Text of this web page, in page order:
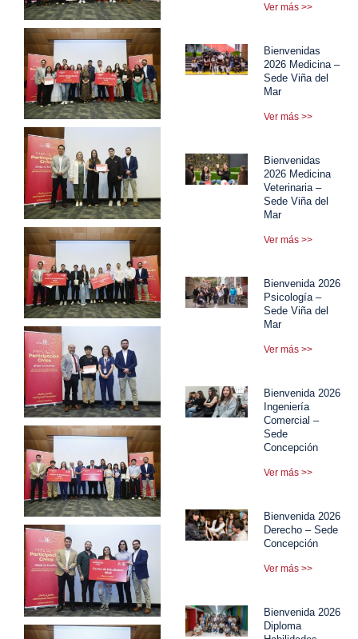
Ver más >>
Bienvenidas
2026 Medicina –
Sede Viña del
Mar
Ver más >>
Bienvenidas
2026 Medicina
Veterinaria –
Sede Viña del
Mar
Ver más >>
Bienvenida 2026
Psicología –
Sede Viña del
Mar
Ver más >>
Bienvenida 2026
Ingeniería
Comercial –
Sede
Concepción
Ver más >>
Bienvenida 2026
Derecho – Sede
Concepción
Ver más >>
Bienvenida 2026
Diploma